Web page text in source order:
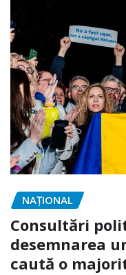
NAŢIONAL
Consultări
desemnarea
caută o